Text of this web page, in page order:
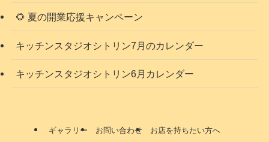
🌻 夏の開業応援キャンペーン
キッチンスタジオシトリン7月のカレンダー
キッチンスタジオシトリン6月カレンダー
ギャラリー お問い合わせ お店を持ちたい方へ